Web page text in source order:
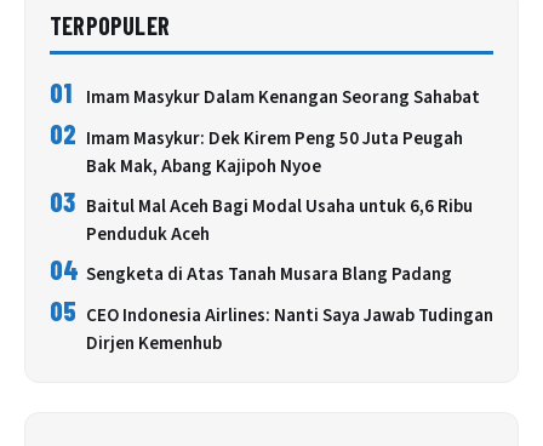
TERPOPULER
01 Imam Masykur Dalam Kenangan Seorang Sahabat
02 Imam Masykur: Dek Kirem Peng 50 Juta Peugah
Bak Mak, Abang Kajipoh Nyoe
03 Baitul Mal Aceh Bagi Modal Usaha untuk 6,6 Ribu
Penduduk Aceh
04 Sengketa di Atas Tanah Musara Blang Padang
05 CEO Indonesia Airlines: Nanti Saya Jawab Tudingan
Dirjen Kemenhub